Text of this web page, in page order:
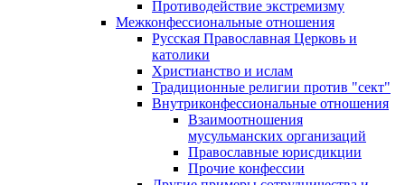
Противодействие экстремизму
Межконфессиональные отношения
Русская Православная Церковь и
католики
Христианство и ислам
Традиционные религии против "сект"
Внутриконфессиональные отношения
Взаимоотношения
мусульманских организаций
Православные юрисдикции
Прочие конфессии